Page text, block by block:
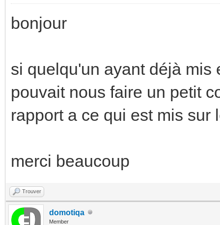
bonjour
si quelqu'un ayant déjà
pouvait nous faire un petit
rapport a ce qui est mis sur
merci beaucoup
Trouver
domotiqa
Member